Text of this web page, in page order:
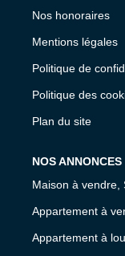
Nos honoraires
Mentions légales
Politique de
Politique des
Plan du site
NOS ANNONCES
Maison à vendre,
Appartement à
Appartement à